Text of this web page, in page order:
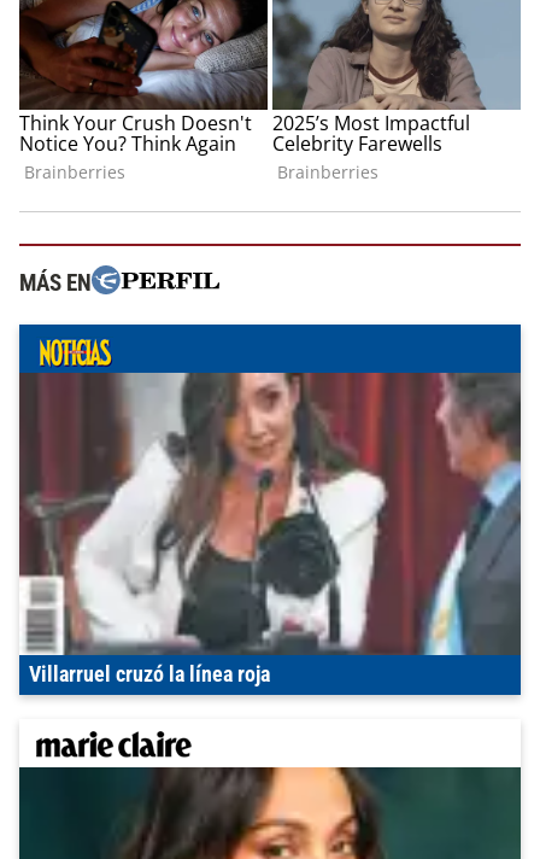
MÁS EN
Villarruel cruzó la línea roja